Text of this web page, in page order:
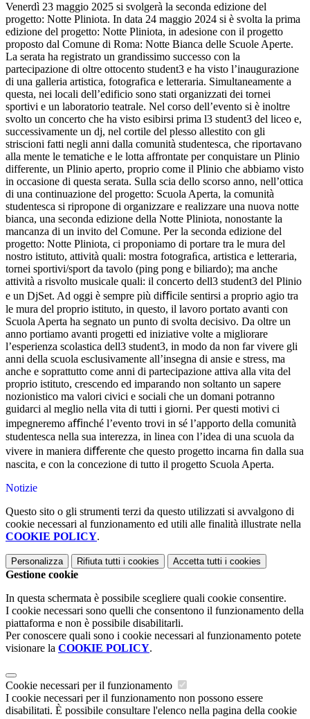
Venerdì 23 maggio 2025 si svolgerà la seconda edizione del
progetto: Notte Pliniota. In data 24 maggio 2024 si è svolta la prima
edizione del progetto: Notte Pliniota, in adesione con il progetto
proposto dal Comune di Roma: Notte Bianca delle Scuole Aperte.
La serata ha registrato un grandissimo successo con la
partecipazione di oltre ottocento student3 e ha visto l’inaugurazione
di una galleria artistica, fotografica e letteraria. Simultaneamente a
questa, nei locali dell’edificio sono stati organizzati dei tornei
sportivi e un laboratorio teatrale. Nel corso dell’evento si è inoltre
svolto un concerto che ha visto esibirsi prima l3 student3 del liceo e,
successivamente un dj, nel cortile del plesso allestito con gli
striscioni fatti negli anni dalla comunità studentesca, che riportavano
alla mente le tematiche e le lotta affrontate per conquistare un Plinio
differente, un Plinio aperto, proprio come il Plinio che abbiamo visto
in occasione di questa serata. Sulla scia dello scorso anno, nell’ottica
di una continuazione del progetto: Scuola Aperta, la comunità
studentesca si ripropone di organizzare e realizzare una nuova notte
bianca, una seconda edizione della Notte Pliniota, nonostante la
mancanza di un invito del Comune. Per la seconda edizione del
progetto: Notte Pliniota, ci proponiamo di portare tra le mura del
nostro istituto, attività quali: mostra fotograﬁca, artistica e letteraria,
tornei sportivi/sport da tavolo (ping pong e biliardo); ma anche
attività a risvolto musicale quali: il concerto dell3 student3 del Plinio
e un DjSet. Ad oggi è sempre più diﬃcile sentirsi a proprio agio tra
le mura del proprio istituto, in questo, il lavoro portato avanti con
Scuola Aperta ha segnato un punto di svolta decisivo. Da oltre un
anno portiamo avanti progetti ed iniziative volte a migliorare
l’esperienza scolastica dell3 student3, in modo da non far vivere gli
anni della scuola esclusivamente all’insegna di ansie e stress, ma
anche e soprattutto come anni di partecipazione attiva alla vita del
proprio istituto, crescendo ed imparando non soltanto un sapere
nozionistico ma valori civici e sociali che un domani potranno
guidarci al meglio nella vita di tutti i giorni. Per questi motivi ci
impegneremo aﬃnché l’evento trovi in sé l’apporto della comunità
studentesca nella sua interezza, in linea con l’idea di una scuola da
vivere in maniera diﬀerente che questo progetto incarna ﬁn dalla sua
nascita, e con la concezione di tutto il progetto Scuola Aperta.
Notizie
Questo sito o gli strumenti terzi da questo utilizzati si avvalgono di
cookie necessari al funzionamento ed utili alle finalità illustrate nella
COOKIE POLICY.
Personalizza Rifiuta tutti i cookies Accetta tutti i cookies
Gestione cookie
In questa schermata è possibile scegliere quali cookie consentire.
I cookie necessari sono quelli che consentono il funzionamento della
piattaforma e non è possibile disabilitarli.
Per conoscere quali sono i cookie necessari al funzionamento potete
visionare la COOKIE POLICY.
Cookie necessari per il funzionamento
I cookie necessari per il funzionamento non possono essere
disabilitati. È possibile consultare l'elenco nella pagina della cookie